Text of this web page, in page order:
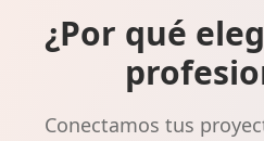
¿Por qué
Conectamos tus